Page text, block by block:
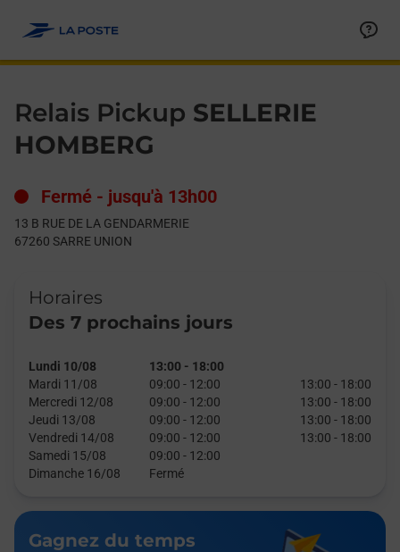
Relais Pickup SELLERIE
HOMBERG
Fermé - jusqu'à 13h00
13 B RUE DE LA GENDARMERIE
67260 SARRE UNION
Horaires
Des 7 prochains jours
Lundi 10/08 13:00 - 18:00
Mardi 11/08
09:00 - 12:00 13:00 - 18:00
Mercredi 12/08
09:00 - 12:00 13:00 - 18:00
Jeudi 13/08
09:00 - 12:00 13:00 - 18:00
Vendredi 14/08
09:00 - 12:00 13:00 - 18:00
Samedi 15/08
09:00 - 12:00
Dimanche 16/08
Fermé
Gagnez du temps